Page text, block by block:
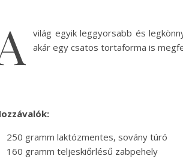
világ egyik leggyorsabb és
akár egy csatos tortaforma is
250 gramm laktózmentes, sovány túró
160 gramm teljeskiőrlésű zabpehely